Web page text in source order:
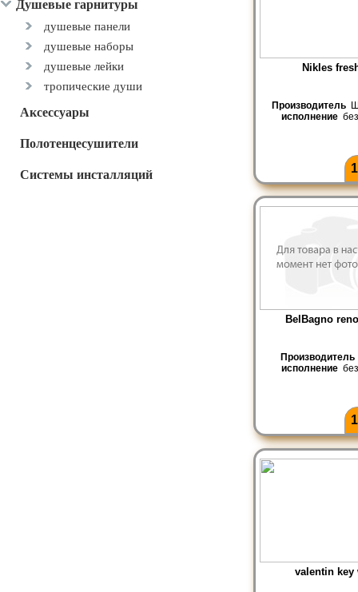
душевые панели
душевые наборы
душевые лейки
тропические души
Аксессуары
Полотенцесушители
Системы инсталляций
Nikles
Производитель
исполнение
BelBagno
Производитель
исполнение
valentin key